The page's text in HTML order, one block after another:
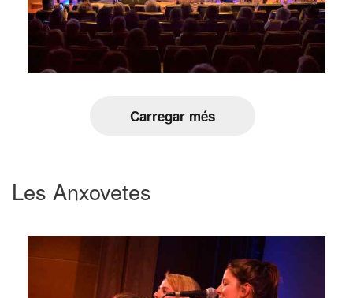
Carregar més
Les Anxovetes